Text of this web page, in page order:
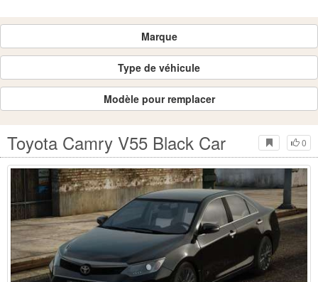
Marque
Type de véhicule
Modèle pour remplacer
0
Toyota Camry V55 Black Car